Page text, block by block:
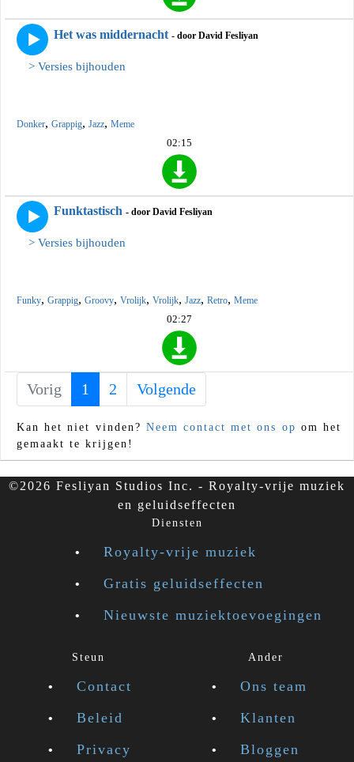
Het was middernacht - door David Fesliyan
> Versies bijhouden
Donker, Grappig, Jazz, Meme
02:15
Funktastisch - door David Fesliyan
> Versies bijhouden
Funky, Grappig, Groovy, Vrolijk, Vrolijk, Jazz, Retro, Meme
02:27
Vorig 1 (current)
2 Volgende
Kan het niet vinden? Neem contact met ons op om het
gemaakt te krijgen!
©2026 Fesliyan Studios Inc. - Royalty-vrije muziek
en geluidseffecten
Diensten
Royalty-vrije muziek
Gratis geluidseffecten
Nieuwste muziektoevoegingen
Steun
Contact
Beleid
Privacy
Ander
Ons team
Klanten
Bloggen